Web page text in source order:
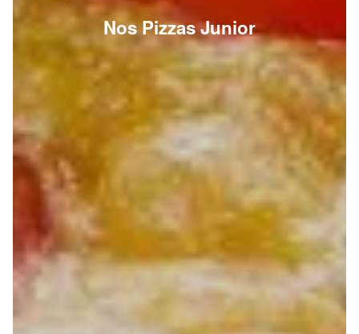
Nos Pizzas Junior